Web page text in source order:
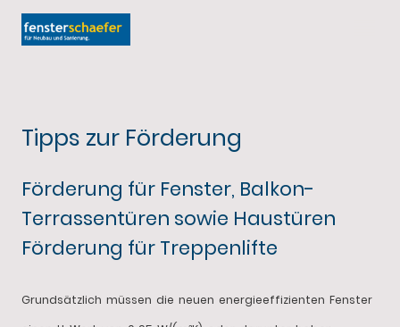
Tipps zur Förderung
Förderung für Fenster, Balkon-
Terrassentüren sowie Haustüren
Förderung für Treppenlifte
Grundsätzlich müssen die neuen energieeffizienten Fenster